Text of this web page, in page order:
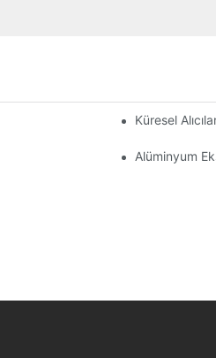
Kış Bahçesi Küresel
Alüminyum